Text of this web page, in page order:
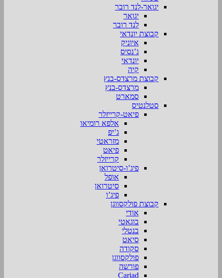
יגואר-לנד רובר
יגואר
לנד רובר
קבוצת יונדאי
איוניק
ג’נסיס
יונדאי
קיה
קבוצת מרצדס-בנץ
מרצדס-בנץ
סמארט
סטלנטיס
פיאט-קרייזלר
אלפא רומיאו
ג’יפ
מזראטי
פיאט
קרייזלר
פיג’ו-סיטרואן
אופל
סיטרואן
פיג’ו
קבוצת פולקסווגן
אודי
בוגאטי
בנטלי
סיאט
סקודה
פולקסווגן
פורשה
Cariad